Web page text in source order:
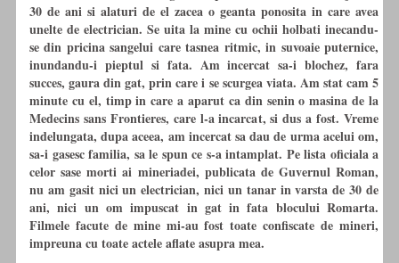
30 de ani si alaturi de el zacea o geanta ponosita in care avea
unelte de electrician. Se uita la mine cu ochii holbati inecandu-
se din pricina sangelui care tasnea ritmic, in suvoaie puternice,
inundandu-i pieptul si fata. Am incercat sa-i blochez, fara
succes, gaura din gat, prin care i se scurgea viata. Am stat cam 5
minute cuel, timp in care a aparut ca din senin o masina de la
Medecins sans Frontieres, care l-a incarcat, si dus a fost. Vreme
indelungata, dupa aceea, am incercat sa dau de urma acelui om,
sa-i gasesc familia, sa le spun ce s-a intamplat. Pe lista oficiala a
celor sase morti ai mineriadei, publicata de Guvernul Roman,
nu am gasit nici un electrician, nici un tanar in varsta de 30 de
ani, nici un om impuscat in gat in fata blocului Romarta.
Filmele facute de mine mi-au fost toate confiscate de mineri,
impreunacutoate actele aflate asupra mea.